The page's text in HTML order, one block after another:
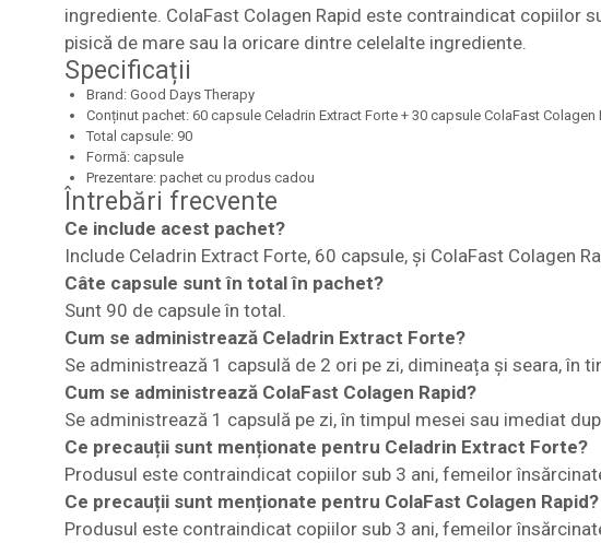
ingrediente. ColaFast Colagen Rapid este contraindicat copiilor
pisică de mare sau la oricare dintre celelalte ingrediente.
Specificații
Brand: Good Days Therapy
Conținut pachet: 60 capsule Celadrin Extract Forte + 30 capsule ColaFast Colagen
Total capsule: 90
Formă: capsule
Prezentare: pachet cu produs cadou
Întrebări frecvente
Ce include acest pachet?
Include Celadrin Extract Forte, 60 capsule, și ColaFast Colagen
Câte capsule sunt în total în pachet?
Sunt 90 de capsule în total.
Cum se administrează Celadrin Extract Forte?
Se administrează 1 capsulă de 2 ori pe zi, dimineața și seara, în
Cum se administrează ColaFast Colagen Rapid?
Se administrează 1 capsulă pe zi, în timpul mesei sau imediat
Ce precauții sunt menționate pentru Celadrin Extract Forte?
Produsul este contraindicat copiilor sub 3 ani, femeilor
Ce precauții sunt menționate pentru ColaFast Colagen Rapid?
Produsul este contraindicat copiilor sub 3 ani, femeilor